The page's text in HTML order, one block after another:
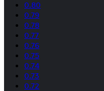
0.80
0.79
0.78
0.77
0.76
0.75
0.74
0.73
0.72